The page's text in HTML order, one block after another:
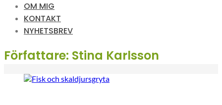
OM MIG
KONTAKT
NYHETSBREV
Författare: Stina Karlsson